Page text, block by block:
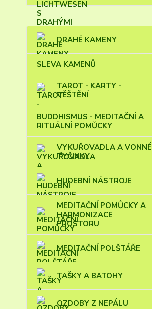
DRAHÉ KAMENY
SLEVA KAMENŮ
TAROT - KARTY -
VĚŠTĚNÍ
BUDDHISMUS - MEDITAČNÍ A
RITUÁLNÍ POMŮCKY
VYKUŘOVADLA A VONNÉ
TYČINKY
HUDEBNÍ NÁSTROJE
MEDITAČNÍ POMŮCKY A
HARMONIZACE
PROSTORU
MEDITAČNÍ POLŠTÁŘE
TAŠKY A BATOHY
OZDOBY Z NEPÁLU